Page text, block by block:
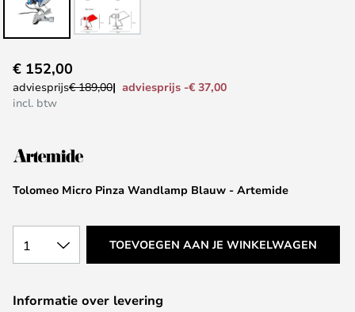
naar
het
de
gallerij
Tolomeo Micro Pinza Wandlamp Blauw - Artemide
€ 152,00
adviesprijs€ 189,00
adviesprijs -€ 37,00
incl. btw
1 TOEVOEGEN AAN JE WINKELWAGEN
Informatie over levering